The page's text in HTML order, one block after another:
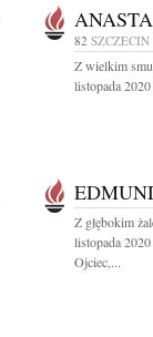
82 SZCZECIN
Z wielkim
listopada
Z głębokim
listopada
Ojciec,...